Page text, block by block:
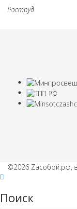
Роструд
©2026 Zaсобой.рф,
Поиск